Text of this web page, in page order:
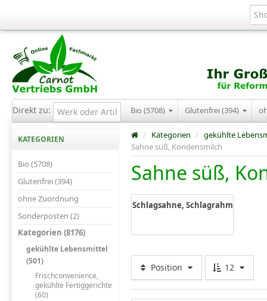
Direkt zu: Bio (5708) Glutenfrei (394)
KATEGORIEN
Bio (5708)
Glutenfrei (394)
ohne Zuordnung
Sonderposten (2)
Kategorien (8176)
gekühlte Lebensmittel
(501)
Frischconvenience,
gekühlte Fertiggerichte
(60)
/ Kategorien / gekühlte
Sahne süß, Kondensmilch
Sahne süß,
Schlagsahne, Schlagrahm
Position 12